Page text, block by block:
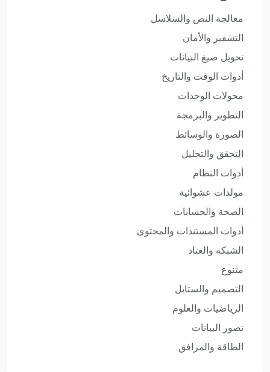
معالجة النص والسلاسل
التشفير والأمان
تحويل صيغ البيانات
أدوات الوقت والتاريخ
محولات الوحدات
التطوير والبرمجة
الصورة والوسائط
التحقق والتحليل
أدوات النظام
مولدات عشوائية
الصحة والحسابات
أدوات المستندات والمحتوى
الشبكة والعتاد
متنوع
التصميم والستايل
الرياضيات والعلوم
تصور البيانات
الطاقة والمرافق